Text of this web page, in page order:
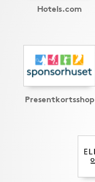
Hotels.com
Presentkortsshop